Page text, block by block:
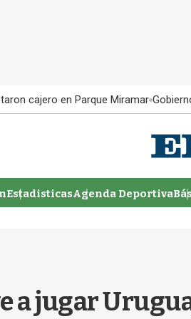
cajero en Parque Miramar
EstadisticasAgenda Deportiva
a jugar